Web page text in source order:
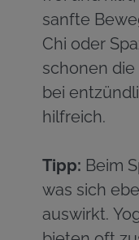
sanfte
Chi oder
schonen
bei
hilfreich.
Tipp: Beim
was sich
auswirkt.